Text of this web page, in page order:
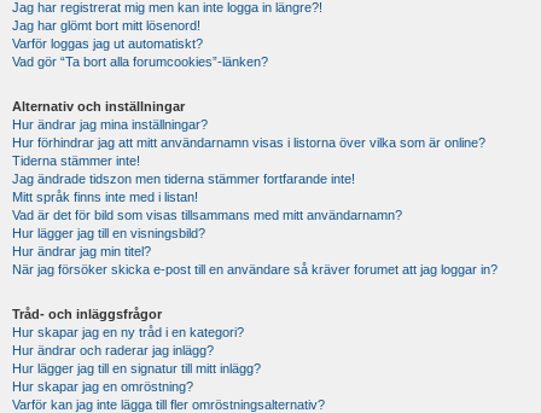
Jag har registrerat mig men kan inte logga in längre?!
Jag har glömt bort mitt lösenord!
Varför loggas jag ut automatiskt?
Vad gör “Ta bort alla forumcookies”-länken?
Alternativ och inställningar
Hur ändrar jag mina inställningar?
Hur förhindrar jag att mitt användarnamn visas i listorna över vilka som är online?
Tiderna stämmer inte!
Jag ändrade tidszon men tiderna stämmer fortfarande inte!
Mitt språk finns inte med i listan!
Vad är det för bild som visas tillsammans med mitt användarnamn?
Hur lägger jag till en visningsbild?
Hur ändrar jag min titel?
När jag försöker skicka e-post till en användare så kräver forumet att jag loggar in?
Tråd- och inläggsfrågor
Hur skapar jag en ny tråd i en kategori?
Hur ändrar och raderar jag inlägg?
Hur lägger jag till en signatur till mitt inlägg?
Hur skapar jag en omröstning?
Varför kan jag inte lägga till fler omröstningsalternativ?